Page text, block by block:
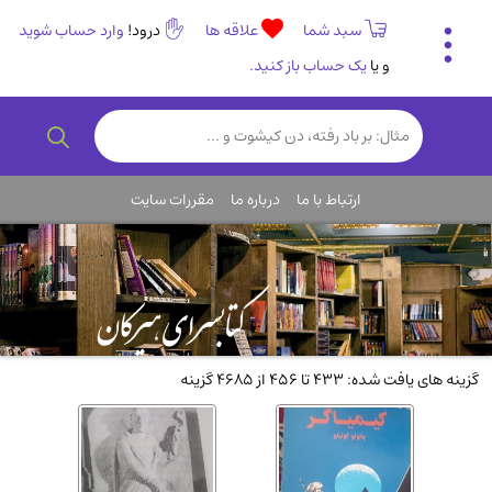
سبد شما علاقه ها درود! وارد حساب شوید
و یایک حساب باز کنید.
تاریخی و فرهنگی
(838)
رمان و داستان ایرانی(307)
روانشناسی(357)
انگلیسی و زبان خارجی(14)
کودکان و نوجوانان(76)
کتب نادر و کمیاب(19)
روانشناسی(112)
طب گیاهی و سنتی(45)
فلسفه و جامعه شناسی
ادبیات و شعر(511)
ارتباط با ما درباره ما مقررات سایت
گزینه های یافت شده: 433 تا 456 از 4685 گزینه